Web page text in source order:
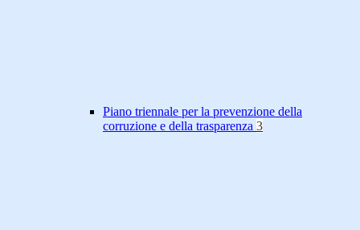
Piano triennale per la prevenzione della
corruzione e della trasparenza 3